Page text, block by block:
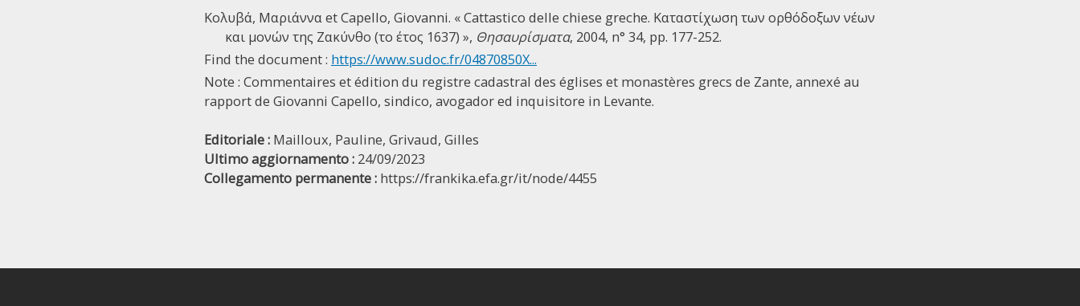
Κολυβά, Μαριάννα et Capello, Giovanni. « Cattastico delle chiese greche. Καταστίχωση των ορθόδοξων νέων
και μονών της Ζακύνθο (το έτος 1637) », Θησαυρίσματα, 2004, n° 34, pp. 177-252.
Find the document : https://www.sudoc.fr/04870850X...
Note : Commentaires et édition du registre cadastral des églises et monastères grecs de Zante, annexé au
rapport de Giovanni Capello, sindico, avogador ed inquisitore in Levante.
Editoriale : Mailloux, Pauline, Grivaud, Gilles
Ultimo aggiornamento : 24/09/2023
Collegamento permanente : https://frankika.efa.gr/it/node/4455